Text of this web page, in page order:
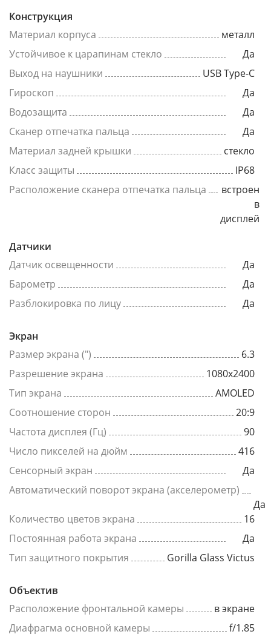
Конструкция
Материал корпуса
металл
Устойчивое к царапинам стекло
Да
Выход на наушники
USB Type-C
Гироскоп
Да
Водозащита
Да
Сканер отпечатка пальца
Да
Материал задней крышки
стекло
Класс защиты
IP68
Расположение сканера отпечатка пальца
встроен
в
дисплей
Датчики
Датчик освещенности
Да
Барометр
Да
Разблокировка по лицу
Да
Экран
Размер экрана (")
6.3
Разрешение экрана
1080x2400
Тип экрана
AMOLED
Соотношение сторон
20:9
Частота дисплея (Гц)
90
Число пикселей на дюйм
416
Сенсорный экран
Да
Автоматический поворот экрана (акселерометр)
Да
Количество цветов экрана
16
Постоянная работа экрана
Да
Тип защитного покрытия
Gorilla Glass Victus
Объектив
Расположение фронтальной камеры
в экране
Диафрагма основной камеры
f/1.85